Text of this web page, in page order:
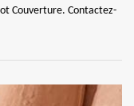
Couverture. Contactez-